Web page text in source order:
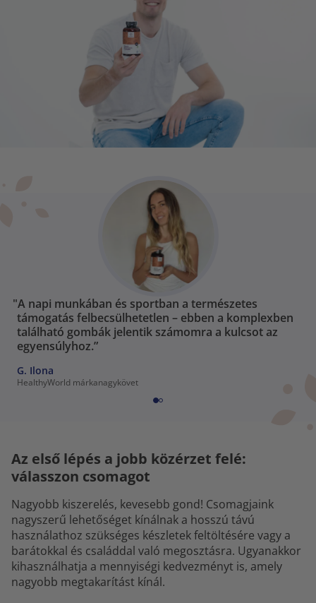
"A napi munkában és sportban a természetes
támogatás felbecsülhetetlen – ebben a komplexben
található gombák jelentik számomra a kulcsot az
egyensúlyhoz.”
G. Ilona
HealthyWorld márkanagykövet
Az első lépés a jobb közérzet felé:
válasszon csomagot
Nagyobb kiszerelés, kevesebb gond! Csomagjaink
nagyszerű lehetőséget kínálnak a hosszú távú
használathoz szükséges készletek feltöltésére vagy a
barátokkal és családdal való megosztásra. Ugyanakkor
kihasználhatja a mennyiségi kedvezményt is, amely
nagyobb megtakarítást kínál.